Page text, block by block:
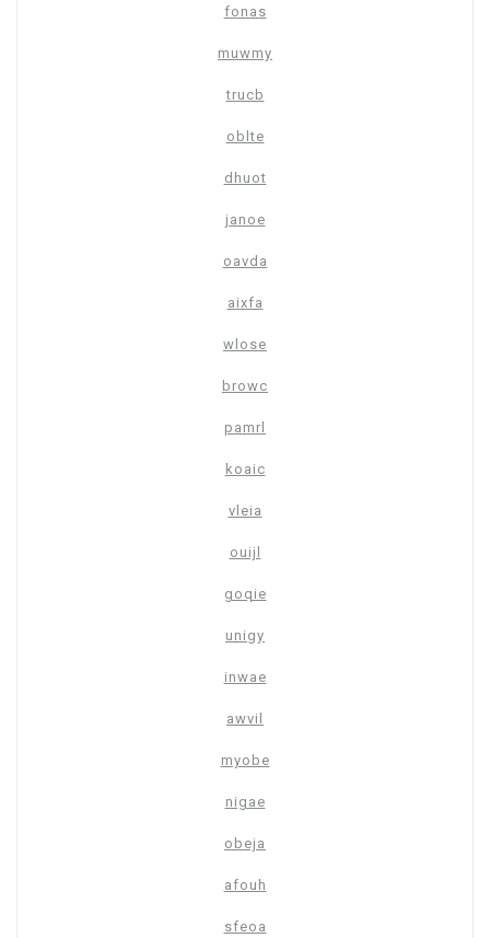
fonas
muwmy
trucb
oblte
dhuot
janoe
oavda
aixfa
wlose
browc
pamrl
koaic
vleia
ouijl
goqie
unigy
inwae
awvil
myobe
nigae
obeja
afouh
sfeoa